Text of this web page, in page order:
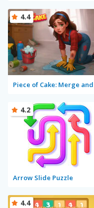
4.4
Arrow Slide Puzzle
4.2
4.4